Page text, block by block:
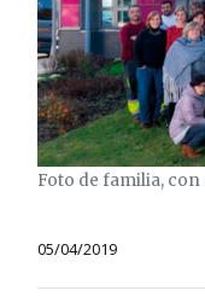
Foto de familia,
05/04/2019